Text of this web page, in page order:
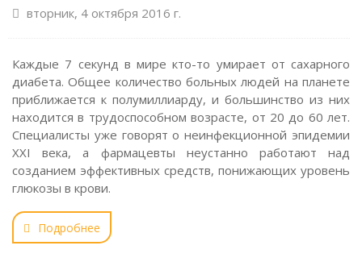
вторник, 4 октября 2016 г.
Каждые 7 секунд в мире кто-то умирает от сахарного
диабета. Общее количество больных людей на планете
приближается к полумиллиарду, и большинство из них
находится в трудоспособном возрасте, от 20 до 60 лет.
Специалисты уже говорят о неинфекционной эпидемии
XXI века, а фармацевты неустанно работают над
созданием эффективных средств, понижающих уровень
глюкозы в крови.
Подробнее